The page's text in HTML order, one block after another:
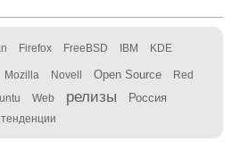
Firefox FreeBSD IBM KDE
Mozilla Novell Open Source Red
Web релизы Россия
тенденции